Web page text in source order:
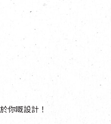
你嘅設計！